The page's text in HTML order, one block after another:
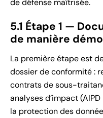
de défense maîtrisée.
5.1 Étape 1 —
de manière
La première étape est
dossier de conformité :
contrats de sous-
analyses d’impact
la protection des